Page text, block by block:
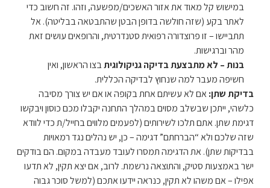
במישוש קל מאוד את אזור האשכים/מפשעה, וזהו. זה חשוב כדי
לאתר בקע (שזה חולשה בדופן הבטן שהתבטאה בבליטה). אל
תתביישו – זו פרוצדורה רפואית סטנדרטית, והרופאים עושים זאת
מהר וברגישות.
בנות – לא מתבצעת בדיקה גניקולוגיתבצו הראשון, ואין
חשיפה מעבר למה שנחוץ לבדיקה הכללית.
בדיקת שתן:אם לא עשיתם אחת בקופה או אם יש צורך מסיבה
כלשהי, ייתכן שבשלב מסוים במהלך התחנה יקבלו מכם כוסון ויבקשו
דגימת שתן. אתם תלכו לשירותים (לפעמים מלווים בחייל/ת כדי לוודא
שזה שלכם ולא “הברחתם” דגימה – כן, יש נהלים נגד רמאויות
בבדיקות שתן). את הדגימה תמסרו לעובד מעבדה במקום. הם בודקים
ישר באמצעות סטיק, והתוצאה נרשמת. לרוב, אם יצא תקין, לא תדעו
אפילו – אם משהו לא תקין, כנראה יידעו אתכם (למשל סוכר גבוה